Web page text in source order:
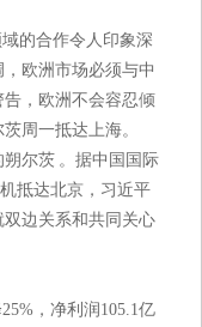
的合作令人印象深
欧洲市场必须与中
，欧洲不会容忍倾
周一抵达上海。
尔茨 。据中国国际
抵达北京，习近平
边关系和共同关心
，净利润105.1亿